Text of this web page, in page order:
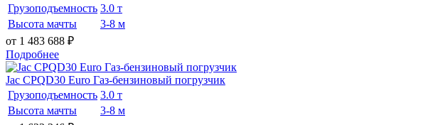
Грузоподъемность 3.0 т
Высота мачты
3-8 м
от 1 483 688 ₽
Подробнее
Jac CPQD30 Euro Газ-бензиновый погрузчик
Грузоподъемность 3.0 т
Высота мачты
3-8 м